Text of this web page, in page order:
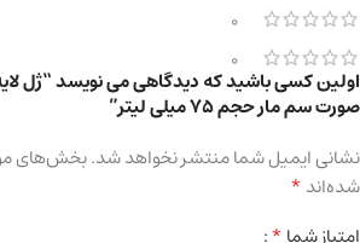
0
0
اولین کسی باشید که دیدگاهی می نویسد “ژل
صورت سم مار حجم ۷۵ میلی لیتر”
نشانی ایمیل شما منتشر نخواهد شد.بخش‌های
شده‌اند*
امتیاز شما*